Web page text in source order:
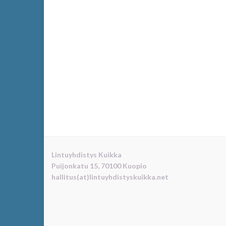
Lintuyhdistys Kuikka
Puijonkatu 15, 70100 Kuopio
hallitus(at)lintuyhdistyskuikka.net